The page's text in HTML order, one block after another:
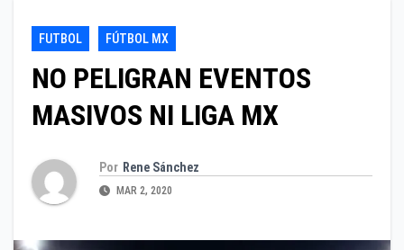
FUTBOL FÚTBOL MX
NO PELIGRAN EVENTOS
MASIVOS NI LIGA MX
Por Rene Sánchez
MAR 2, 2020